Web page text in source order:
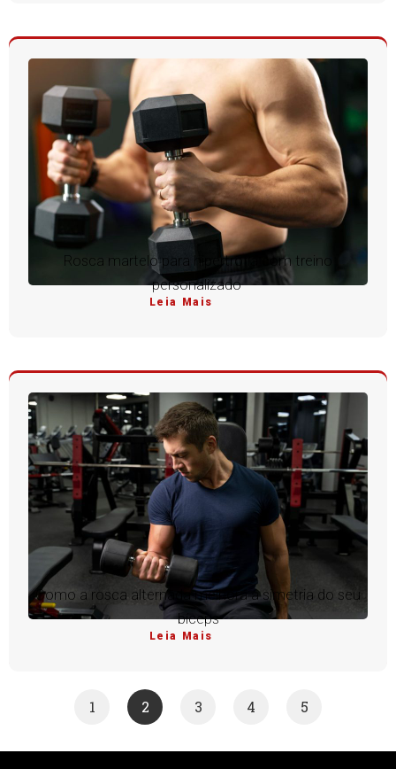
Rosca martelo para hipertrofia com treino
personalizado
Leia Mais
Como a rosca alternada melhora a simetria do seu
bíceps
Leia Mais
1 2 3 4 5